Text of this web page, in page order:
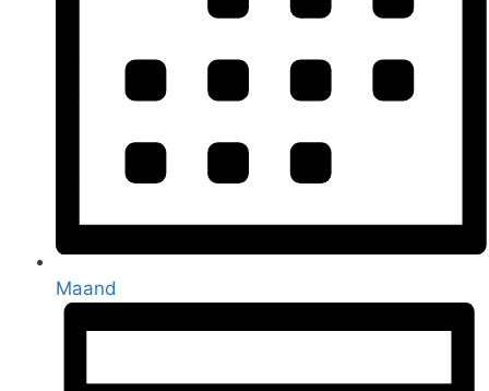
Maand